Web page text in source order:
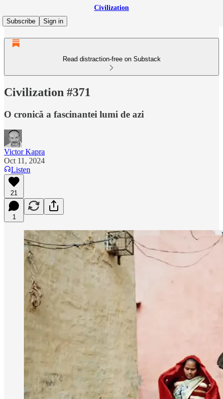
Civilization
Subscribe
Sign in
Read distraction-free on Substack
Civilization #371
O cronică a fascinantei lumi de azi
Victor Kapra
Oct 11, 2024
Listen
21
1